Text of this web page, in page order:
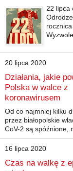
22 lipca
20 lipca 2020
Działania, jakie
Polska w walce z
koronawirusem
Od co najmniej kilku
przez białopolskie
CoV-2 są spóźnione,
16 lipca 2020
Czas na walkę z